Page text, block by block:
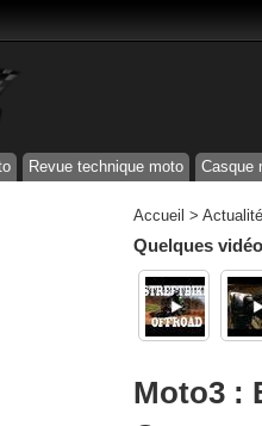
Revue technique moto Casque
Accueil >
Quelques
Moto3 :